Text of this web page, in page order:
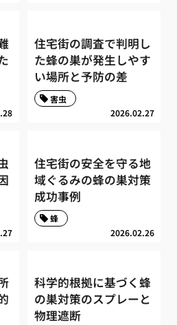
住宅街の調査で判明し
た蜂の巣が発生しやす
い場所と予防の差
2026.02.27
害虫
住宅街の安全を守る地
域ぐるみの蜂の巣対策
成功事例
2026.02.26
蜂
科学的根拠に基づく蜂
の巣対策のスプレーと
物理遮断